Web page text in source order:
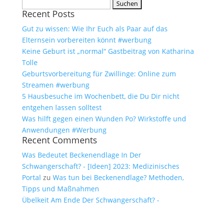
nach:
Recent Posts
Gut zu wissen: Wie Ihr Euch als Paar auf das
Elternsein vorbereiten könnt #werbung
Keine Geburt ist „normal“ Gastbeitrag von Katharina
Tolle
Geburtsvorbereitung für Zwillinge: Online zum
Streamen #werbung
5 Hausbesuche im Wochenbett, die Du Dir nicht
entgehen lassen solltest
Was hilft gegen einen Wunden Po? Wirkstoffe und
Anwendungen #Werbung
Recent Comments
Was Bedeutet Beckenendlage In Der
Schwangerschaft? - [Ideen] 2023: Medizinisches
Portal zu Was tun bei Beckenendlage? Methoden,
Tipps und Maßnahmen
Übelkeit Am Ende Der Schwangerschaft? -